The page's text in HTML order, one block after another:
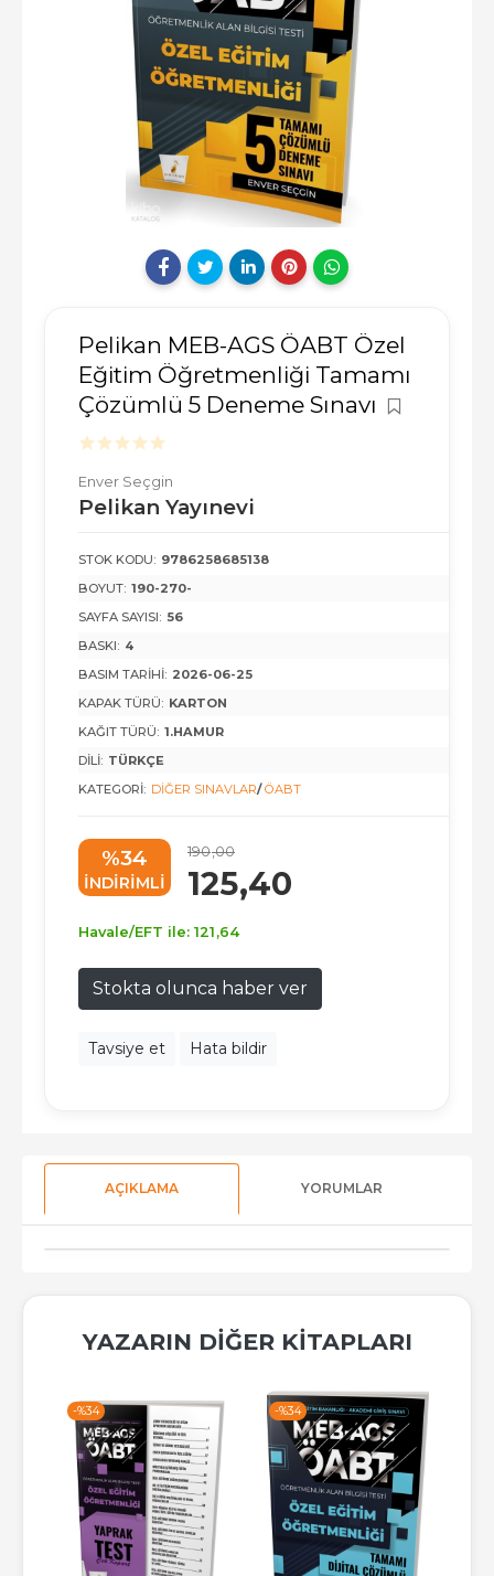
Pelikan MEB-AGS ÖABT Özel
Eğitim Öğretmenliği Tamamı
Çözümlü 5 Deneme Sınavı
Enver Seçgin
Pelikan Yayınevi
STOK KODU: 9786258685138
BOYUT: 190-270-
SAYFA SAYISI: 56
BASKI: 4
BASIM TARIHI: 2026-06-25
KAPAK TÜRÜ: KARTON
KAĞIT TÜRÜ: 1.HAMUR
DILI: TÜRKÇE
KATEGORI: DIĞER SINAVLAR/ÖABT
%34
INDIRIMLI
190,00
125,40
Havale/EFT ile: 121 ,64
Stokta olunca haber ver
Tavsiye et Hata bildir
AÇIKLAMA YORUMLAR
YAZARIN DIĞER KITAPLARI
-%34 -%34